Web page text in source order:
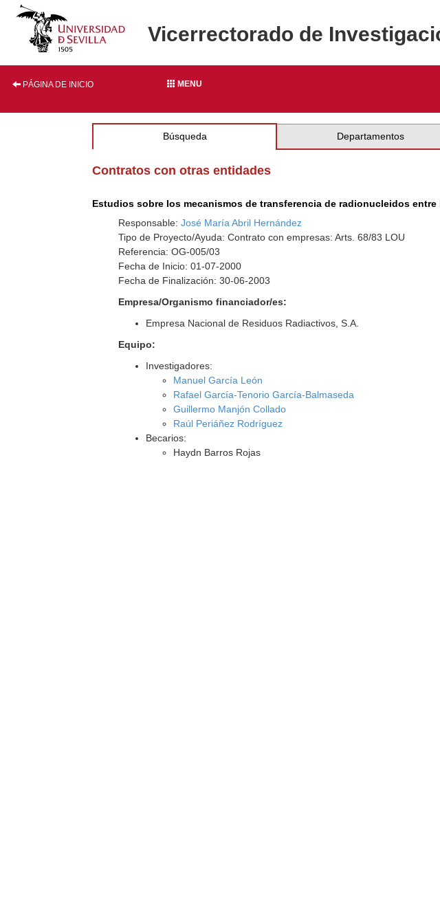
Vicerrectorado de
PÁGINA DE INICIO MENU
Búsqueda Departamentos
Contratos con otras entidades
Estudios sobre los mecanismos de transferencia de radionucleidos
Responsable:José María Abril Hernández
Tipo de Proyecto/Ayuda: Contrato con empresas: Arts. 68/83 LOU
Referencia: OG-005/03
Fecha de Inicio: 01-07-2000
Fecha de Finalización: 30-06-2003
Empresa/Organismo financiador/es:
Empresa Nacional de Residuos Radiactivos, S.A.
Equipo:
Investigadores:
Manuel García León
Rafael García-Tenorio García-Balmaseda
Guillermo Manjón Collado
Raúl Periáñez Rodríguez
Becarios:
Haydn Barros Rojas